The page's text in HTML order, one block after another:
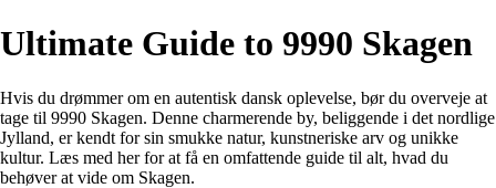
Ultimate Guide to 9990 Skagen
Hvis du drømmer om en autentisk dansk oplevelse, bør du overveje at
tage til 9990 Skagen. Denne charmerende by, beliggende i det nordlige
Jylland, er kendt for sin smukke natur, kunstneriske arv og unikke
kultur. Læs med her for at få en omfattende guide til alt, hvad du
behøver at vide om Skagen.